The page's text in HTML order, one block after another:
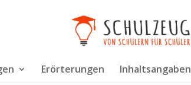
Erörterungen Inhaltsangaben